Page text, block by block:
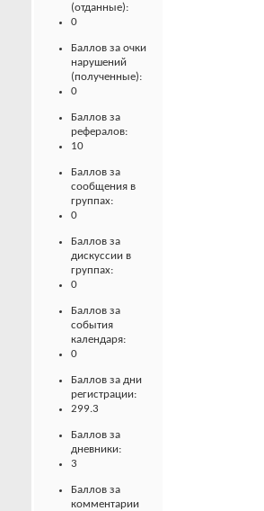
(отданные):
0
Баллов за очки
нарушений
(полученные):
0
Баллов за
рефералов:
10
Баллов за
сообщения в
группах:
0
Баллов за
дискуссии в
группах:
0
Баллов за
события
календаря:
0
Баллов за дни
регистрации:
299.3
Баллов за
дневники:
3
Баллов за
комментарии